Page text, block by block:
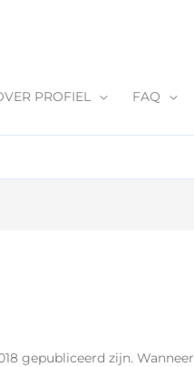
PROFIEL FAQ
gepubliceerd zijn.